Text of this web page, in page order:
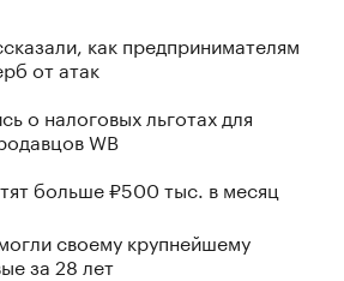
как предпринимателям
от атак
о налоговых льготах для
WB
больше ₽500 тыс. в месяц
своему крупнейшему
за 28 лет